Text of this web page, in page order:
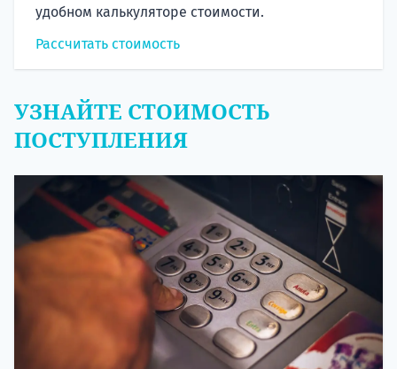
удобном калькуляторе стоимости.
Рассчитать стоимость
УЗНАЙТЕ СТОИМОСТЬ
ПОСТУПЛЕНИЯ